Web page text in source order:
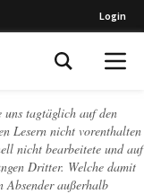
Login
tagtäglich auf den
Lesern nicht vorenthalten
nicht bearbeitete und auf
Dritter. Welche damit
Absender außerhalb